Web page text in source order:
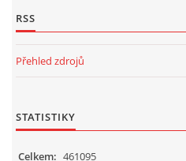
RSS
Přehled zdrojů
STATISTIKY
Celkem: 461095